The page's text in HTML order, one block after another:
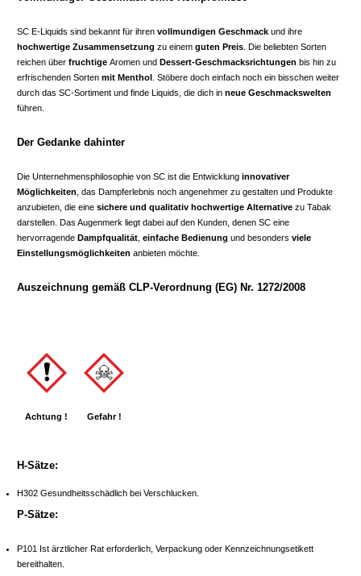
SC E-Liquids sind bekannt für ihren vollmundigen Geschmack und ihre
hochwertige Zusammensetzung zu einem guten Preis . Die beliebten Sorten
reichen über fruchtige Aromen und Dessert-Geschmacksrichtungen bis hin zu
erfrischenden Sorten mit Menthol
. Stöbere doch einfach noch ein bisschen weiter
durch das SC-Sortiment und finde Liquids, die dich in neue Geschmackswelten
führen.
Der Gedanke dahinter
Die Unternehmensphilosophie von SC ist die Entwicklung innovativer
Möglichkeiten , das Dampferlebnis noch angenehmer zu gestalten und Produkte
anzubieten, die eine sichere und qualitativ hochwertige Alternative zu Tabak
darstellen. Das Augenmerk liegt dabei auf den Kunden, denen SC eine
hervorragende Dampfqualität einfache Bedienung und besonders viele
Einstellungsmöglichkeiten anbieten möchte.
Auszeichnung gemäß CLP-Verordnung (EG) Nr. 1272/2008
Achtung ! Gefahr !
H-Sätze:
H302 Gesundheitsschädlich bei Verschlucken.
P-Sätze:
P101 Ist ärztlicher Rat erforderlich, Verpackung oder Kennzeichnungsetikett
bereithalten.